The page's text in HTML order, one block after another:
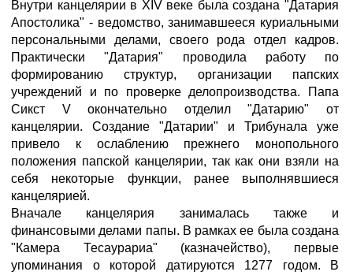
Внутри канцелярии в XIV веке была создана "Датария
Апостолика" - ведомство, занимавшееся куриальными
персональными делами, своего рода отдел кадров.
Практически "Датария" проводила работу по
формированию структур, организации папских
учреждений и по проверке делопроизводства. Папа
Сикст V окончательно отделил "Датарию" от
канцелярии. Создание "Датарии" и Трибунала уже
привело к ослаблению прежнего монопольного
положения папской канцелярии, так как они взяли на
себя некоторые функции, ранее выполнявшиеся
канцелярией.
Вначале канцелярия занималась также и
финансовыми делами папы. В рамках ее была создана
"Камера Тесаурариа" (казначейство), первые
упоминания о которой датируются 1277 годом. В